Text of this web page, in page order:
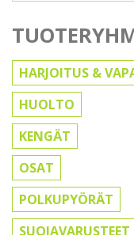
HARJOITUS &
HUOLTO
KENGÄT
OSAT
POLKUPYÖRÄT
SUOJAVARUSTEET